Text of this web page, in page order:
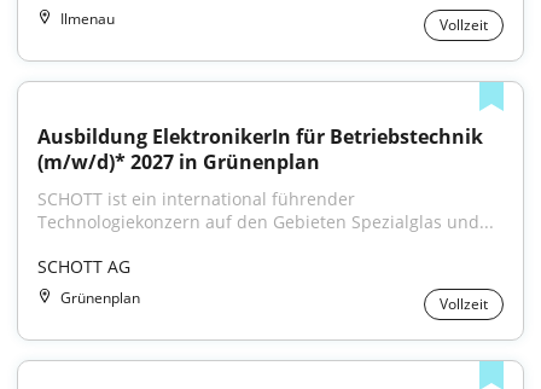
Ilmenau Vollzeit
Ausbildung ElektronikerIn für Betriebstechnik
(m/w/d)* 2027 in Grünenplan
SCHOTT ist ein international führender
Technologiekonzern auf den Gebieten Spezialglas und...
SCHOTT AG
Grünenplan Vollzeit